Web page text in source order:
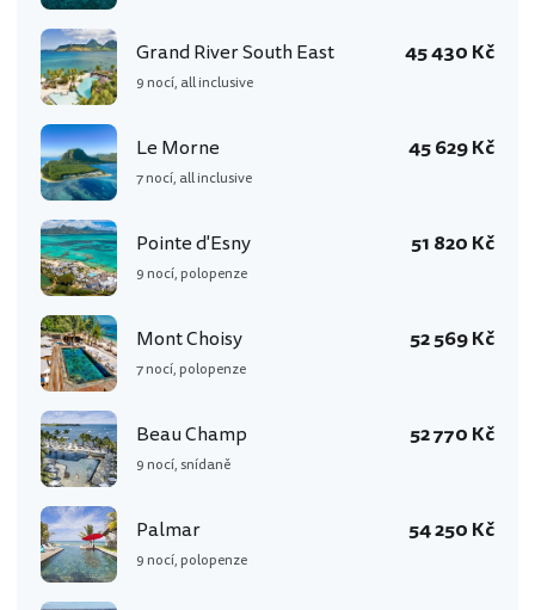
Grand River South East
9 nocí, all inclusive
45 430 Kč
Le Morne
7 nocí, all inclusive
45 629 Kč
Pointe d'Esny
9 nocí, polopenze
51 820 Kč
Mont Choisy
7 nocí, polopenze
52 569 Kč
Beau Champ
9 nocí, snídaně
52 770 Kč
Palmar
9 nocí, polopenze
54 250 Kč